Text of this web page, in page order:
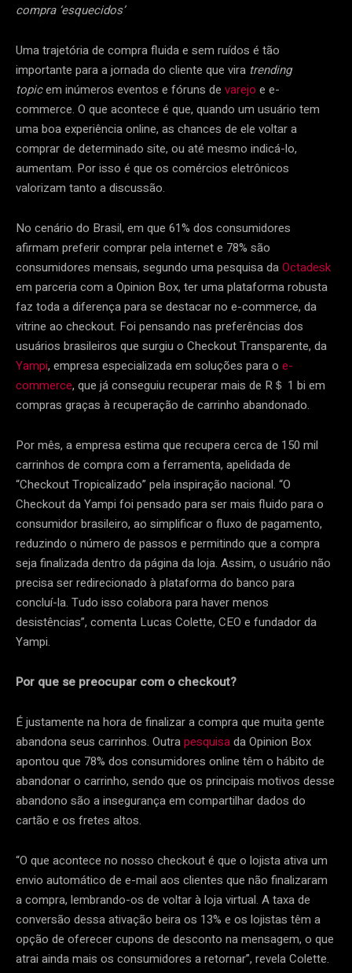
compra ‘esquecidos’
Uma trajetória de compra fluida e sem ruídos é tão
importante para a jornada do cliente que vira trending
topicem inúmeros eventos e fóruns de varejo e e-
commerce. O que acontece é que, quando um usuário tem
uma boa experiência online, as chances de ele voltar a
comprar de determinado site, ou até mesmo indicá-lo,
aumentam. Por isso é que os comércios eletrônicos
valorizam tanto a discussão.
No cenário do Brasil, em que 61% dos consumidores
afirmam preferir comprar pela internet e 78% são
consumidores mensais, segundo uma pesquisa daOctadesk
em parceria com a Opinion Box, ter uma plataforma robusta
faz toda a diferença para se destacar no e-commerce, da
vitrine ao checkout. Foi pensando nas preferências dos
usuários brasileiros que surgiu o Checkout Transparente, da
Yampi, empresa especializada em soluções para o e-
commerce, que já conseguiu recuperar mais de R＄ 1 bi em
compras graças à recuperação de carrinho abandonado.
Por mês, a empresa estima que recupera cerca de 150 mil
carrinhos de compra com a ferramenta, apelidada de
“Checkout Tropicalizado” pela inspiração nacional. “O
Checkout da Yampi foi pensado para ser mais fluido para o
consumidor brasileiro, ao simplificar o fluxo de pagamento,
reduzindo o número de passos e permitindo que a compra
seja finalizada dentro da página da loja. Assim, o usuário não
precisa ser redirecionado à plataforma do banco para
concluí-la. Tudo isso colabora para haver menos
desistências”, comenta Lucas Colette, CEO e fundador da
Yampi.
Por que se preocupar com o checkout?
É justamente na hora de finalizar a compra que muita gente
abandona seus carrinhos. Outrapesquisada Opinion Box
apontou que 78% dos consumidores online têm o hábito de
abandonar o carrinho, sendo que os principais motivos desse
abandono são a insegurança em compartilhar dados do
cartão e os fretes altos.
“O que acontece no nosso checkout é que o lojista ativa um
envio automático de e-mail aos clientes que não finalizaram
a compra, lembrando-os de voltar à loja virtual. A taxa de
conversão dessa ativação beira os 13% e os lojistas têm a
opção de oferecer cupons de desconto na mensagem, o que
atrai ainda mais os consumidores a retornar”, revela Colette.